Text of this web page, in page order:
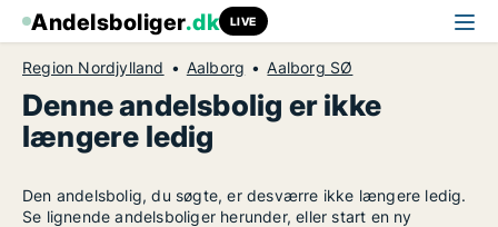
Andelsboliger.dk LIVE
Region Nordjylland Aalborg Aalborg SØ
Denne andelsbolig er ikke
længere ledig
Den andelsbolig, du søgte, er desværre ikke længere ledig.
Se lignende andelsboliger herunder, eller start en ny